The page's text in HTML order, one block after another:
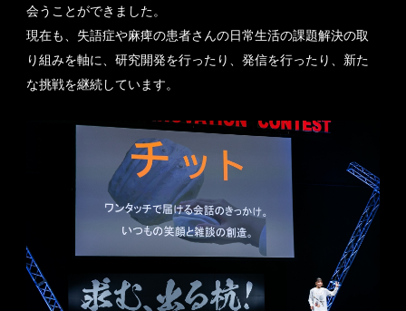
会うことができました。
現在も、失語症や麻痺の患者さんの日常生活の課題解決の取
り組みを軸に、研究開発を行ったり、発信を行ったり、新た
な挑戦を継続しています。